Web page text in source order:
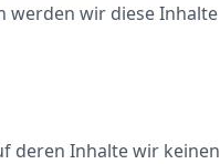
werden wir diese Inhalte
deren Inhalte wir keinen